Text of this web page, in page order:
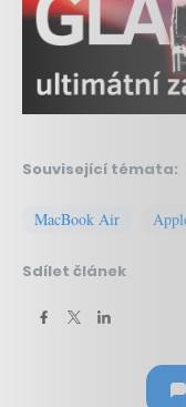
Související témata:
MacBook Air
Sdílet článek